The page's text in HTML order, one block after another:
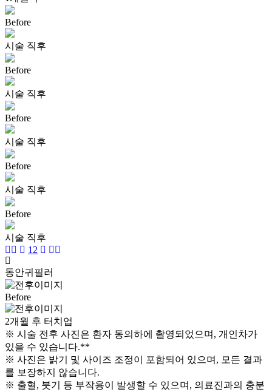
Before
시술 직후
Before
시술 직후
Before
시술 직후
Before
시술 직후
Before
시술 직후
1 2
동안귀필러
Before
2개월 후 터치업
※ 시술 전후 사진은 환자 동의하에 촬영되었으며, 개인차가
있을 수 있습니다.**
※ 사진은 밝기 및 사이즈 조정이 포함되어 있으며, 모든 결과
를 보장하지 않습니다.
※ 출혈, 붓기 등 부작용이 발생할 수 있으며, 의료진과의 충분